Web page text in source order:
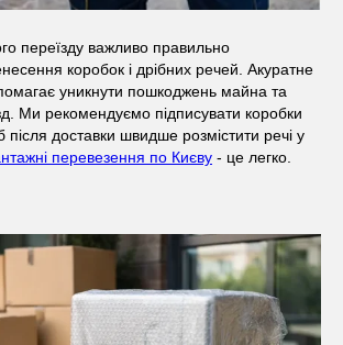
переїзду важливо правильно
коробок і дрібних речей. Акуратне
уникнути пошкоджень майна та
Ми рекомендуємо підписувати коробки
доставки швидше розмістити речі у
перевезення по Києву - це легко.